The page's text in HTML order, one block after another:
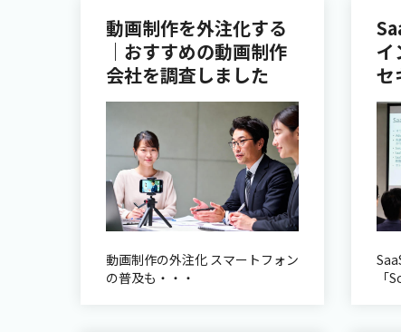
動画制作を外注化する
｜おすすめの動画制作
会社を調査しました
動画制作の外注化 スマートフォン
の普及も・・・
イ
セ
「